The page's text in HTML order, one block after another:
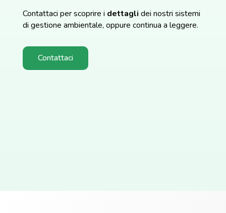
Contattaci per scoprire i dettagli dei nostri sistemi
di gestione ambientale, oppure continua a leggere.
Contattaci